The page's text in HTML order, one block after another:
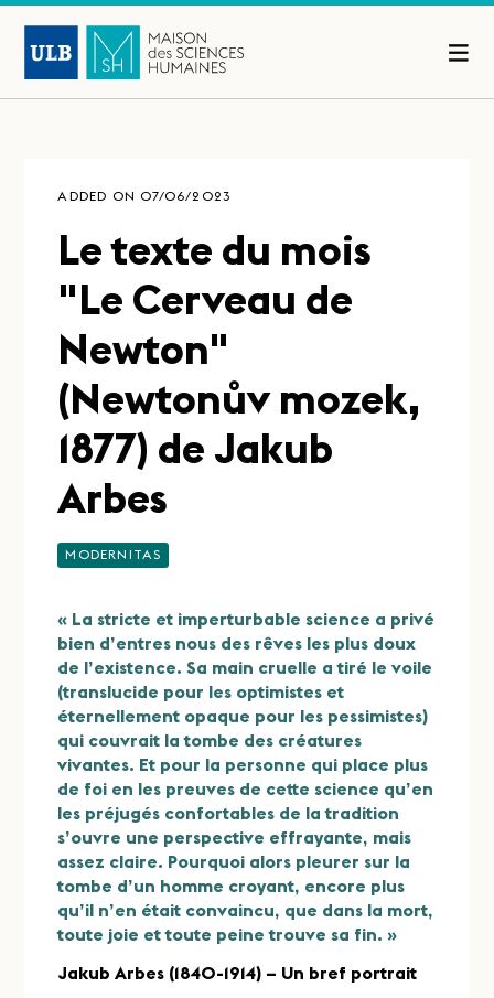
ADDED ON 07/06/2023
Le texte du mois
"Le Cerveau de
Newton"
(Newtonův mozek,
1877) de Jakub
Arbes
MODERNITAS
« La stricte et imperturbable science a privé
bien d’entres nous des rêves les plus doux
de l’existence. Sa main cruelle a tiré le voile
(translucide pour les optimistes et
éternellement opaque pour les pessimistes)
qui couvrait la tombe des créatures
vivantes. Et pour la personne qui place plus
de foi en les preuves de cette science qu’en
les préjugés confortables de la tradition
s’ouvre une perspective effrayante, mais
assez claire. Pourquoi alors pleurer sur la
tombe d’un homme croyant, encore plus
qu’il n’en était convaincu, que dans la mort,
toute joie et toute peine trouve sa fin. »
Jakub Arbes (1840-1914) – Un bref portrait